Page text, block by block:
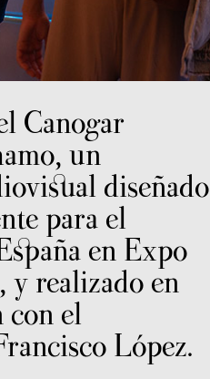
Canogar
un
diseñado
para el
en Expo
realizado en
con el
López.